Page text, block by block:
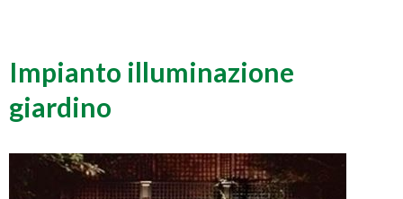
Impianto illuminazione
giardino